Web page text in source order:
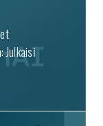
Julkaisi